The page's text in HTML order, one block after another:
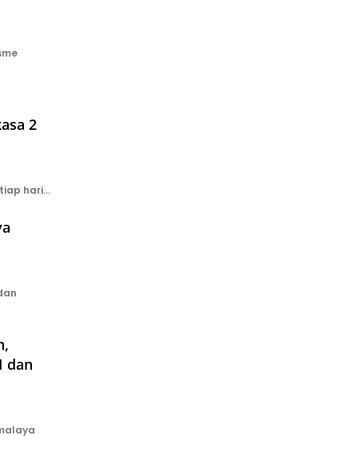
2
hari…
dan